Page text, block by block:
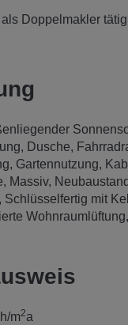
Doppelmakler
Dusche
Gartennutzung
Massiv
Schlüsselfertig mit
Wohnraumlüftung
m2a